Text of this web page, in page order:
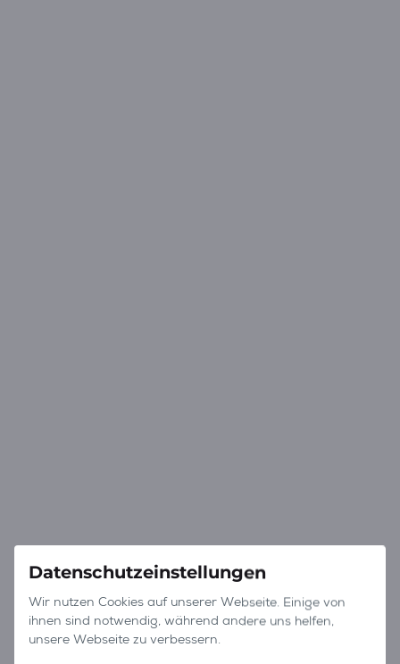
Datenschutzeinstellungen
Wir nutzen Cookies auf unserer Webseite. Einige von
ihnen sind notwendig, während andere uns helfen,
unsere Webseite zu verbessern.